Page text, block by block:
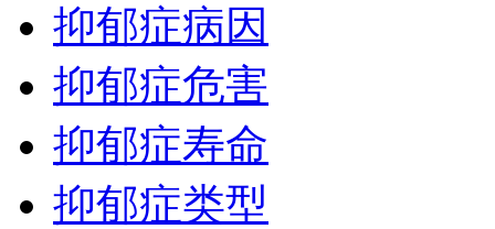
抑郁症病因
抑郁症危害
抑郁症寿命
抑郁症类型